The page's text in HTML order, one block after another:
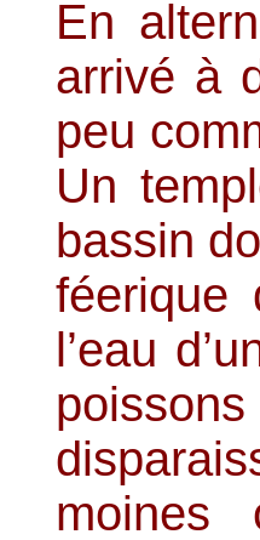
En
arrivé à
peu
Un
bassin
féerique
l’eau
moines